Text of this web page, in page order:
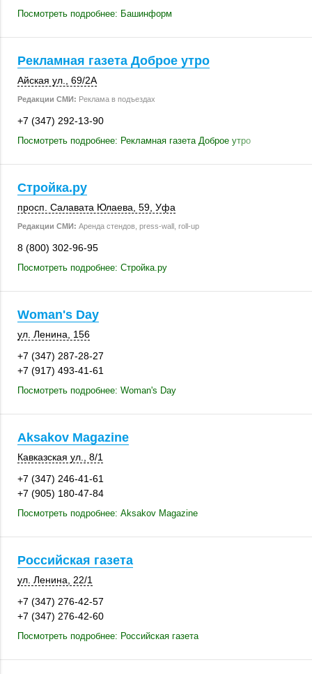
Посмотреть подробнее: Башинформ
Рекламная газета Доброе утро
Айская ул. 69/2А
Редакции СМИ: Реклама в подъездах
+7 (347) 292-13-90
Посмотреть подробнее: Рекламная газета Доброе утро
Стройка.ру
просп. Салавата Юлаева, 59, Уфа
Редакции СМИ: Аренда стендов, press-wall, roll-up
8 (800) 302-96-95
Посмотреть подробнее: Стройка.ру
Woman's Day
ул. Ленина
156
+7 (347) 287-28-27
+7 (917) 493-41-61
Посмотреть подробнее: Woman's Day
Aksakov Magazine
Кавказская ул.
8/1
+7 (347) 246-41-61
+7 (905) 180-47-84
Посмотреть подробнее: Aksakov Magazine
Российская газета
ул. Ленина
22/1
+7 (347) 276-42-57
+7 (347) 276-42-60
Посмотреть подробнее: Российская газета